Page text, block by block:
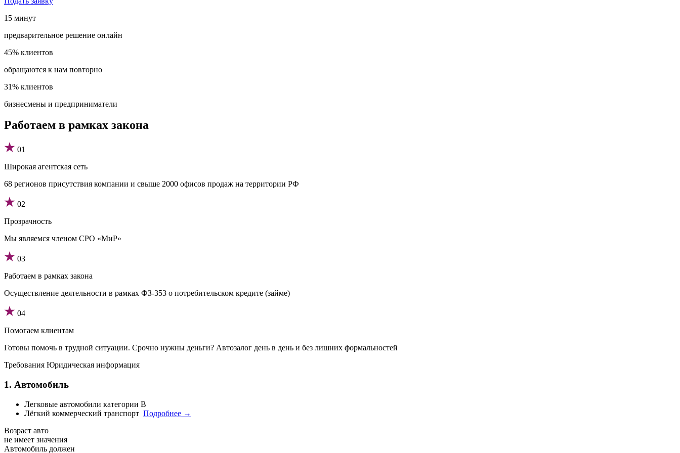
15 минут
предварительное решение онлайн
45% клиентов
обращаются к нам повторно
31% клиентов
бизнесмены и предприниматели
Работаем в рамках закона
01
Широкая агентская сеть
68 регионов присутствия компании и свыше 2000 офисов продаж на территории РФ
02
Прозрачность
Мы являемся членом СРО «МиР»
03
Работаем в рамках закона
Осуществление деятельности в рамках ФЗ-353 о потребительском кредите (займе)
04
Помогаем клиентам
Готовы помочь в трудной ситуации. Срочно нужны деньги? Автозалог день в день и без лишних формальностей
Требования Юридическая информация
1. Автомобиль
Легковые автомобили категории B
Лёгкий коммерческий транспорт Подробнее →
Возраст авто
не имеет значения
Автомобиль должен